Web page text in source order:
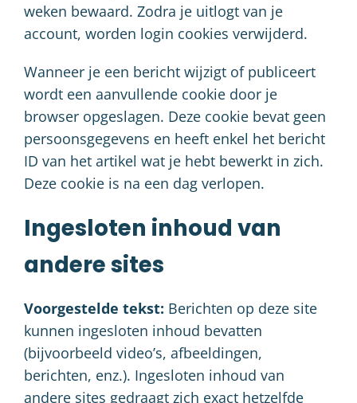
weken bewaard. Zodra je uitlogt van je
account, worden login cookies verwijderd.
Wanneer je een bericht wijzigt of publiceert
wordt een aanvullende cookie door je
browser opgeslagen. Deze cookie bevat geen
persoonsgegevens en heeft enkel het bericht
ID van het artikel wat je hebt bewerkt in zich.
Deze cookie is na een dag verlopen.
Ingesloten inhoud van
andere sites
Voorgestelde tekst: Berichten op deze site
kunnen ingesloten inhoud bevatten
(bijvoorbeeld video’s, afbeeldingen,
berichten, enz.). Ingesloten inhoud van
andere sites gedraagt zich exact hetzelfde